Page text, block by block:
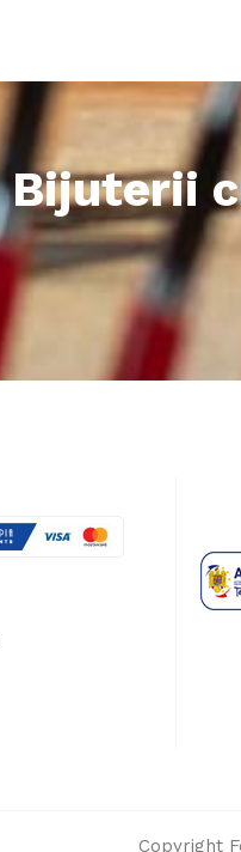
Bijuterii
Copyright